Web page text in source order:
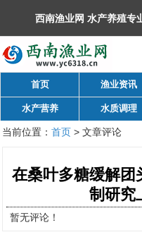
首页 渔业资讯
水产营养 水质调理
当前位置： 首页> 文章评论
在桑叶多糖缓解团
制研究
暂无评论！